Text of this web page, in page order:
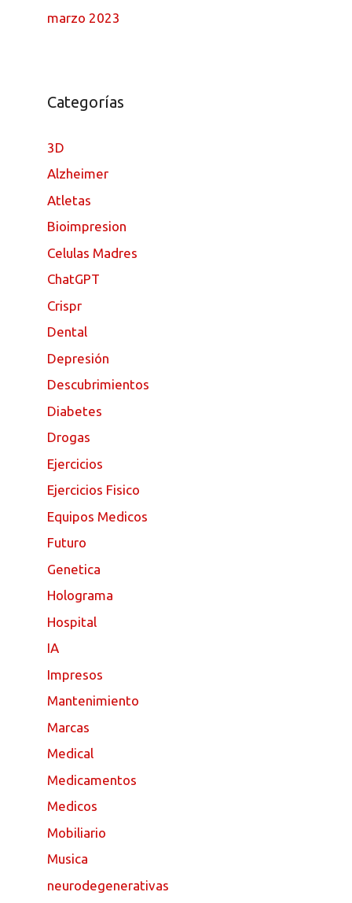
marzo 2023
Categorías
3D
Alzheimer
Atletas
Bioimpresion
Celulas Madres
ChatGPT
Crispr
Dental
Depresión
Descubrimientos
Diabetes
Drogas
Ejercicios
Ejercicios Fisico
Equipos Medicos
Futuro
Genetica
Holograma
Hospital
IA
Impresos
Mantenimiento
Marcas
Medical
Medicamentos
Medicos
Mobiliario
Musica
neurodegenerativas